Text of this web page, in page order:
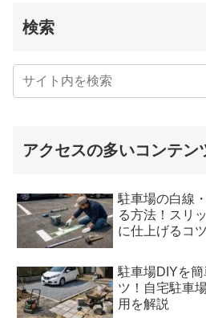
検索
アクセスの多いコンテン
駐車場の白線
る方法！スリ
に仕上げるコツ
駐車場DIYを
ツ！自宅駐車
用を解説